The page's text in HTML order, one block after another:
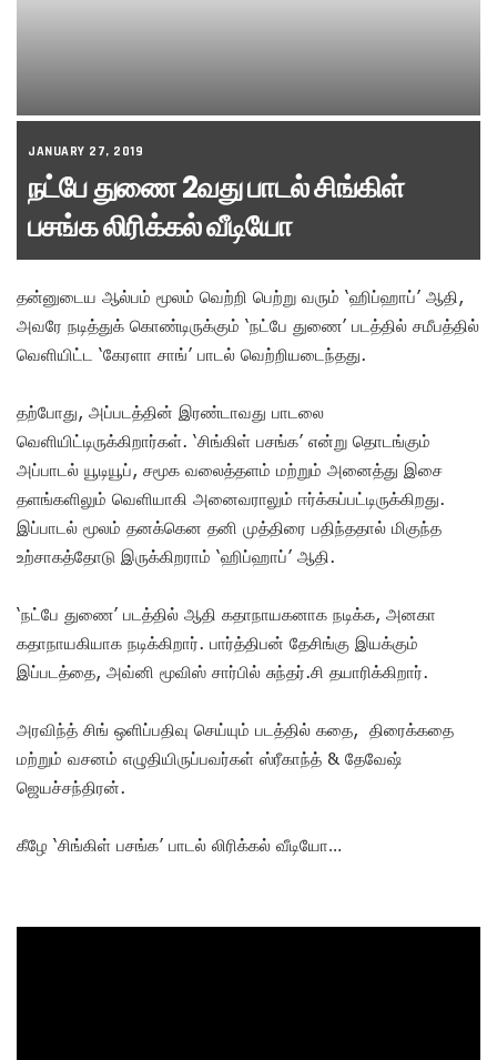
JANUARY 27, 2019
நட்பே துணை 2வது பாடல் சிங்கிள்
பசங்க லிரிக்கல் வீடியோ
தன்னுடைய ஆல்பம் மூலம் வெற்றி பெற்று வரும் ‘ஹிப்ஹாப்’ ஆதி,
அவரே நடித்துக் கொண்டிருக்கும் ‘நட்பே துணை’ படத்தில் சமீபத்தில்
வெளியிட்ட ‘கேரளா சாங்’ பாடல் வெற்றியடைந்தது.
தற்போது, அப்படத்தின் இரண்டாவது பாடலை
வெளியிட்டிருக்கிறார்கள். ‘சிங்கிள் பசங்க’ என்று தொடங்கும்
அப்பாடல் யூடியூப், சமூக வலைத்தளம் மற்றும் அனைத்து இசை
தளங்களிலும் வெளியாகி அனைவராலும் ஈர்க்கப்பட்டிருக்கிறது.
இப்பாடல் மூலம் தனக்கென தனி முத்திரை பதிந்ததால் மிகுந்த
உற்சாகத்தோடு இருக்கிறராம் ‘ஹிப்ஹாப்’ ஆதி.
‘நட்பே துணை’ படத்தில் ஆதி கதாநாயகனாக நடிக்க, அனகா
கதாநாயகியாக நடிக்கிறார். பார்த்திபன் தேசிங்கு இயக்கும்
இப்படத்தை, அவ்னி மூவிஸ் சார்பில் சுந்தர்.சி தயாரிக்கிறார்.
அரவிந்த் சிங் ஒளிப்பதிவு செய்யும் படத்தில் கதை, திரைக்கதை
மற்றும் வசனம் எழுதியிருப்பவர்கள் ஸ்ரீகாந்த் & தேவேஷ்
ஜெயச்சந்திரன்.
கீழே ‘சிங்கிள் பசங்க’ பாடல் லிரிக்கல் வீடியோ…